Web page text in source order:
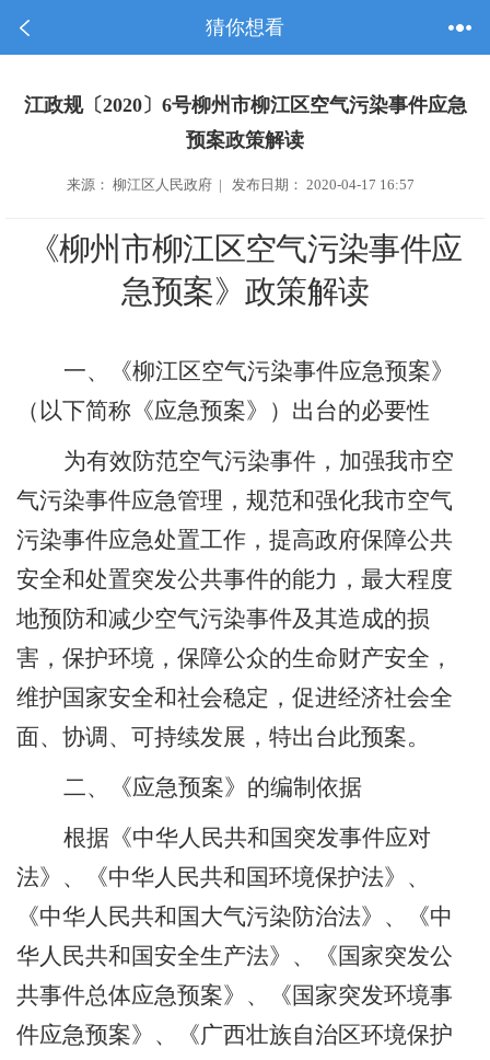
猜你想看
江政规〔2020〕6号柳州市柳江区空气污染事件应急
预案政策解读
来源： 柳江区人民政府 | 发布日期： 2020-04-17 16:57
《柳州市柳江区空气污染事件应
急预案》政策解读
一、《柳江区空气污染事件应急预案》
（以下简称《应急预案》）出台的必要性
为有效防范空气污染事件，加强我市空
气污染事件应急管理，规范和强化我市空气
污染事件应急处置工作，提高政府保障公共
安全和处置突发公共事件的能力，最大程度
地预防和减少空气污染事件及其造成的损
害，保护环境，保障公众的生命财产安全，
维护国家安全和社会稳定，促进经济社会全
面、协调、可持续发展，特出台此预案。
二、《应急预案》的编制依据
根据《中华人民共和国突发事件应对
法》、《中华人民共和国环境保护法》、
《中华人民共和国大气污染防治法》、《中
华人民共和国安全生产法》、《国家突发公
共事件总体应急预案》、《国家突发环境事
件应急预案》、《广西壮族自治区环境保护